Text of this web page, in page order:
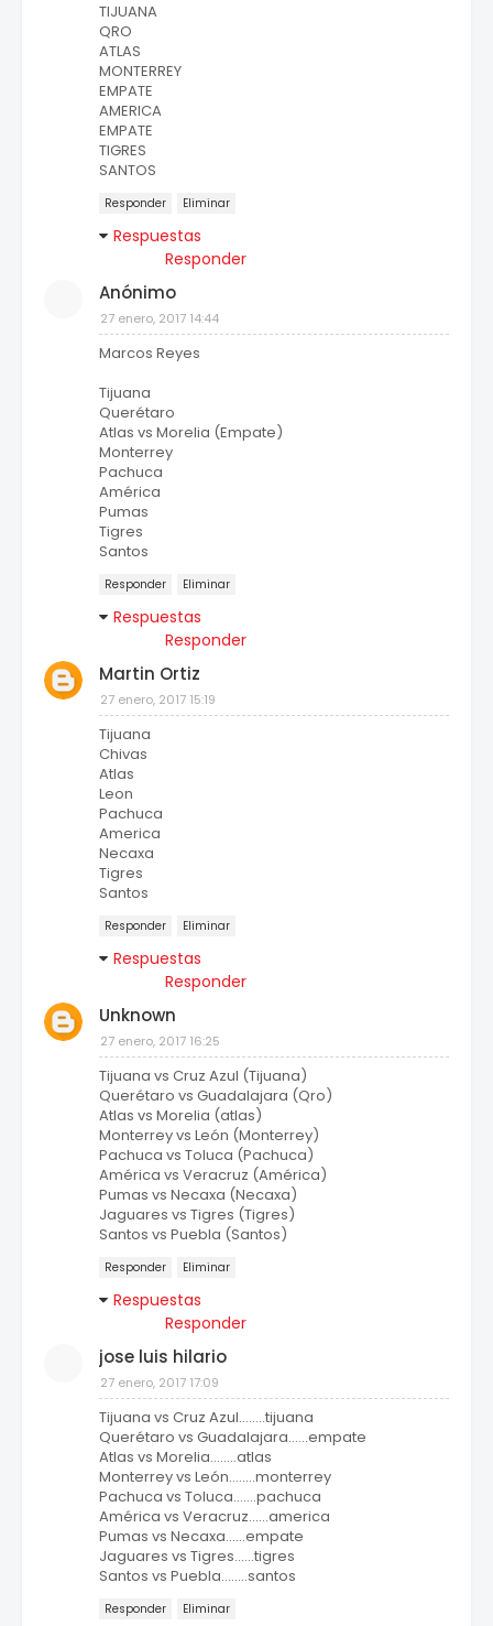
TIJUANA
QRO
ATLAS
MONTERREY
EMPATE
AMERICA
EMPATE
TIGRES
SANTOS
Responder Eliminar
Respuestas
Responder
Anónimo
27 enero, 2017 14:44
Marcos Reyes
Tijuana
Querétaro
Atlas vs Morelia (Empate)
Monterrey
Pachuca
América
Pumas
Tigres
Santos
Responder Eliminar
Respuestas
Responder
Martin Ortiz
27 enero, 2017 15:19
Tijuana
Chivas
Atlas
Leon
Pachuca
America
Necaxa
Tigres
Santos
Responder Eliminar
Respuestas
Responder
Unknown
27 enero, 2017 16:25
Tijuana vs Cruz Azul (Tijuana)
Querétaro vs Guadalajara (Qro)
Atlas vs Morelia (atlas)
Monterrey vs León (Monterrey)
Pachuca vs Toluca (Pachuca)
América vs Veracruz (América)
Pumas vs Necaxa (Necaxa)
Jaguares vs Tigres (Tigres)
Santos vs Puebla (Santos)
Responder Eliminar
Respuestas
Responder
jose luis hilario
27 enero, 2017 17:09
Tijuana vs Cruz Azul........tijuana
Querétaro vs Guadalajara......empate
Atlas vs Morelia........atlas
Monterrey vs León........monterrey
Pachuca vs Toluca.......pachuca
América vs Veracruz......america
Pumas vs Necaxa......empate
Jaguares vs Tigres......tigres
Santos vs Puebla........santos
Responder Eliminar